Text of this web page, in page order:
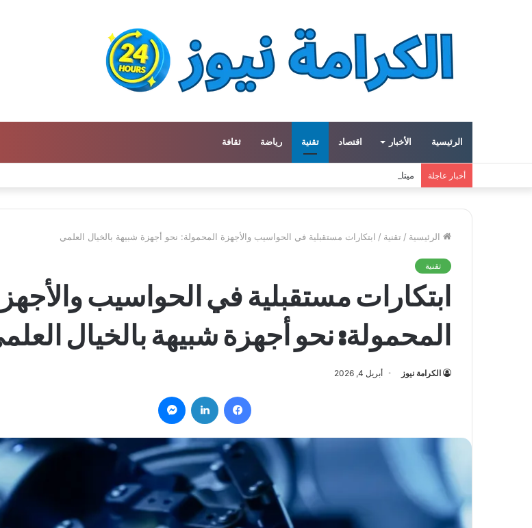
الرئيسية الأخبار اقتصاد تقنية رياضة ثقافة
أخبار عاجلة ميتا توسع مشروع «هايبريون» باستثمارات تتجاوز 50 مليار دولار لتعزيز قدراتها في الذكاء الاصطناعي
الرئيسية / تقنية / ابتكارات مستقبلية في الحواسيب والأجهزة المحمولة: نحو أجهزة شبيهة بالخيال العلمي
تقنية
ابتكارات مستقبلية في الحواسيب
المحمولة: نحو أجهزة شبيهة بالخيال
الكرامة نيوز أبريل 4, 2026
فيسبوك لينكدإن